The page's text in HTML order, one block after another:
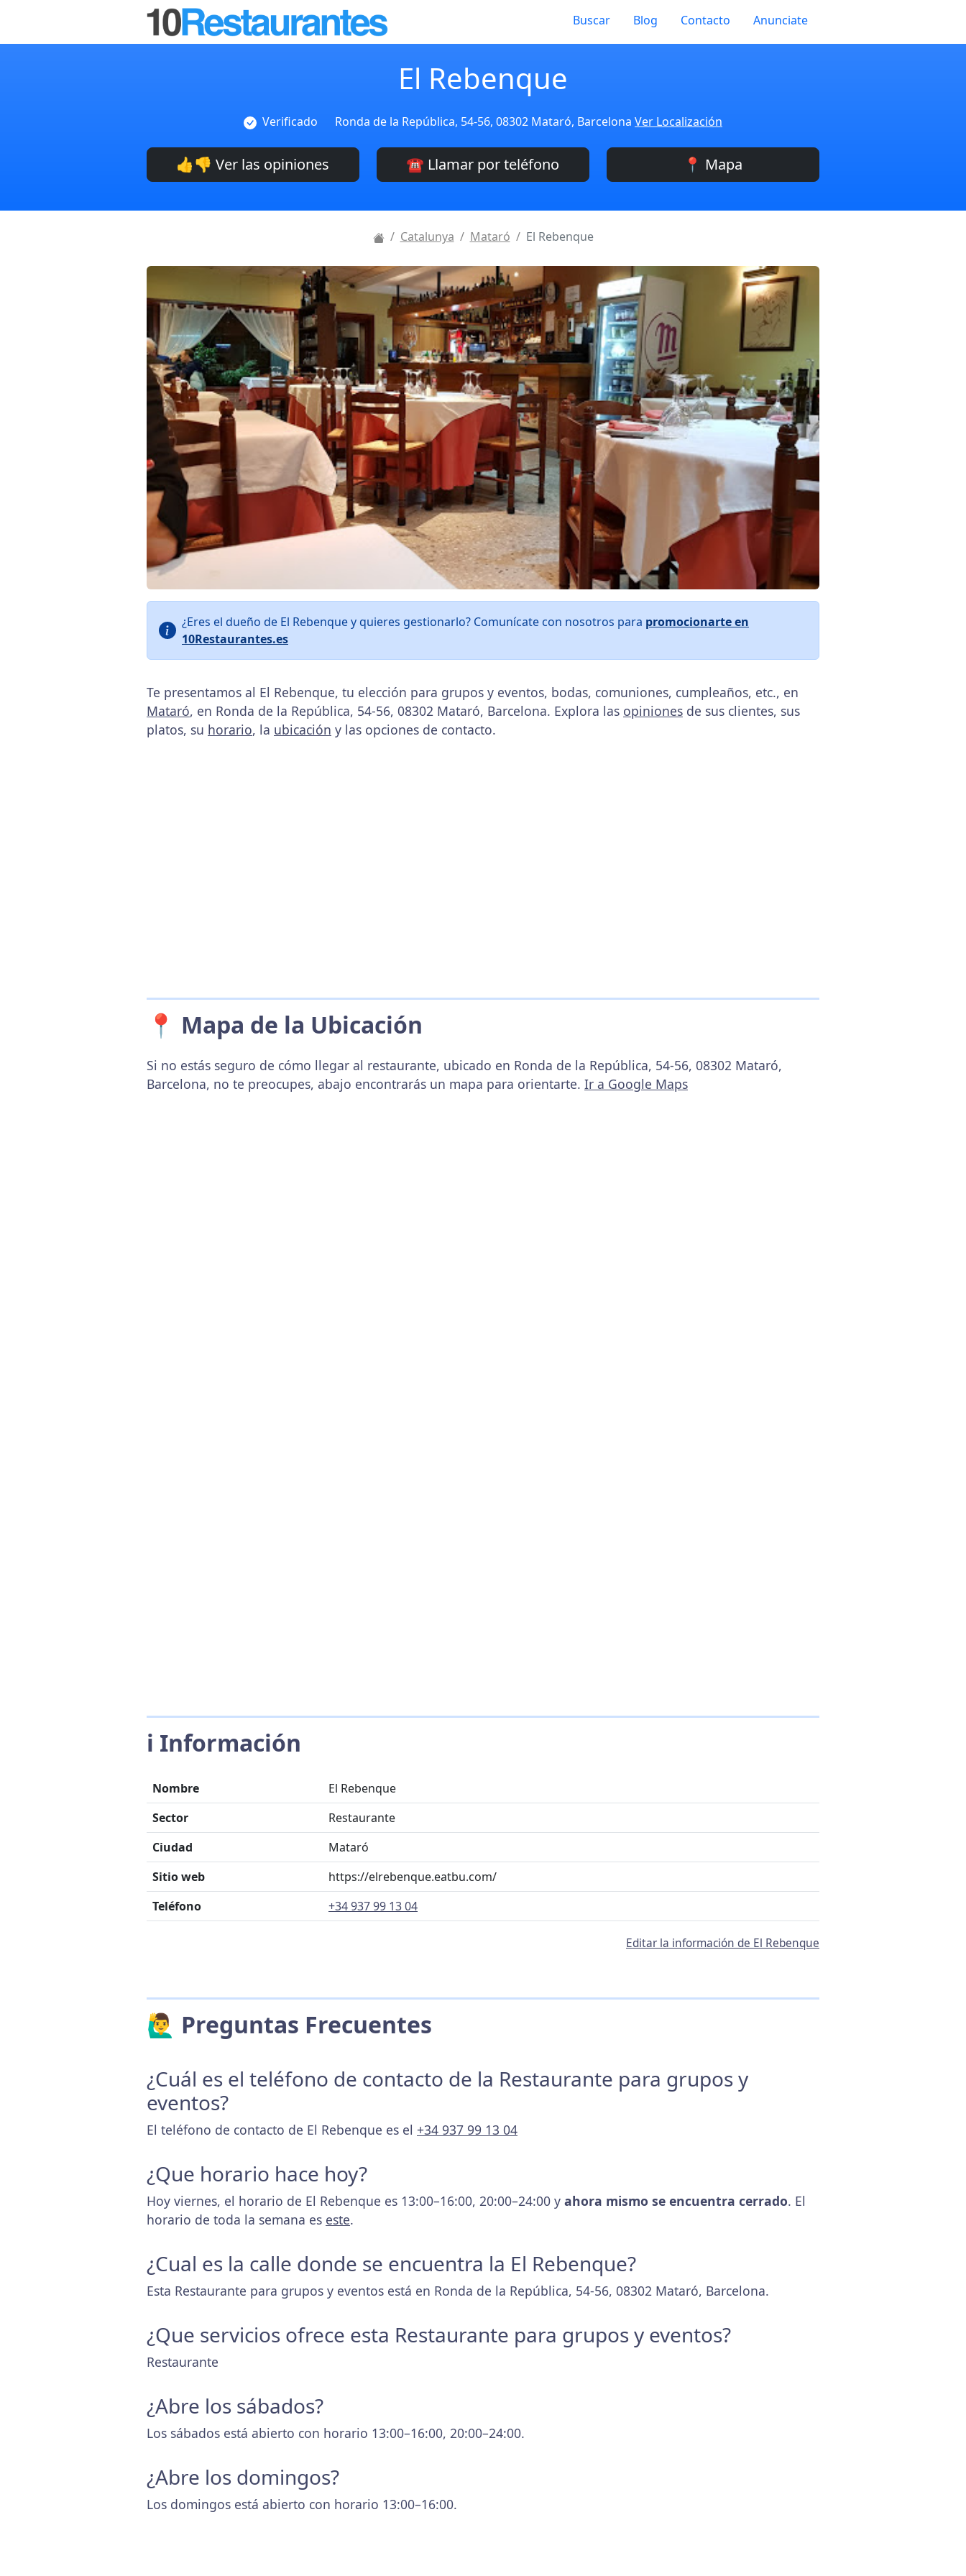
Buscar Blog Contacto Anunciate
El Rebenque
Verificado Ronda de la República, 54-56, 08302 Mataró, Barcelona Ver Localización
👍👎 Ver las opiniones ☎️ Llamar por teléfono 📍 Mapa
Catalunya Mataró El Rebenque
¿Eres el dueño de El Rebenque y quieres gestionarlo? Comunícate con nosotros para promocionarte en
10Restaurantes.es
Te presentamos al El Rebenque, tu elección para grupos y eventos, bodas, comuniones, cumpleaños, etc., en
Mataró, en Ronda de la República, 54-56, 08302 Mataró, Barcelona. Explora las opiniones de sus clientes, sus
platos, su horario, la ubicación y las opciones de contacto.
📍 Mapa de la Ubicación
Si no estás seguro de cómo llegar al restaurante, ubicado en Ronda de la República, 54-56, 08302 Mataró,
Barcelona, no te preocupes, abajo encontrarás un mapa para orientarte. Ir a Google Maps
ℹ️ Información
Nombre
El Rebenque
Sector
Restaurante
Ciudad
Mataró
Sitio web
https://elrebenque.eatbu.com/
Teléfono
+34 937 99 13 04
Editar la información de El Rebenque
🙋‍♂️ Preguntas Frecuentes
¿Cuál es el teléfono de contacto de la Restaurante para grupos y
eventos?
El teléfono de contacto de El Rebenque es el +34 937 99 13 04
¿Que horario hace hoy?
Hoy viernes, el horario de El Rebenque es 13:00–16:00, 20:00–24:00 y ahora mismo se encuentra cerrado. El
horario de toda la semana es este.
¿Cual es la calle donde se encuentra la El Rebenque?
Esta Restaurante para grupos y eventos está en Ronda de la República, 54-56, 08302 Mataró, Barcelona.
¿Que servicios ofrece esta Restaurante para grupos y eventos?
Restaurante
¿Abre los sábados?
Los sábados está abierto con horario 13:00–16:00, 20:00–24:00.
¿Abre los domingos?
Los domingos está abierto con horario 13:00–16:00.